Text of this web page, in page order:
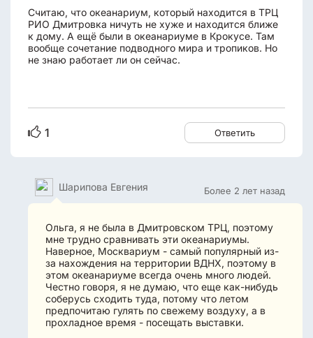
Считаю, что океанариум, который находится в ТРЦ
РИО Дмитровка ничуть не хуже и находится ближе
к дому. А ещё были в океанариуме в Крокусе. Там
вообще сочетание подводного мира и тропиков. Но
не знаю работает ли он сейчас.
1 Ответить
Более 2 лет назад
Шарипова Евгения
Ольга, я не была в Дмитровском ТРЦ, поэтому
мне трудно сравнивать эти океанариумы.
Наверное, Москвариум - самый популярный из-
за нахождения на территории ВДНХ, поэтому в
этом океанариуме всегда очень много людей.
Честно говоря, я не думаю, что еще как-нибудь
соберусь сходить туда, потому что летом
предпочитаю гулять по свежему воздуху, а в
прохладное время - посещать выставки.